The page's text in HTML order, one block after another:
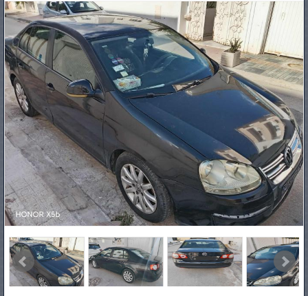
CAMIONS
PNEUS